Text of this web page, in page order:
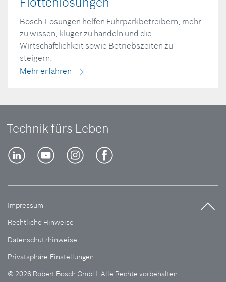
Bosch-Lösungen helfen Fuhrparkbetreibern, mehr
zu wissen, klüger zu handeln und die
Wirtschaftlichkeit sowie Betriebszeiten zu
steigern.
Mehr erfahren
Technik fürs Leben
© 2026 Robert Bosch GmbH. Alle Rechte vorbehalten.
Impressum
Rechtliche Hinweise
Datenschutzhinweise
Privatsphäre-Einstellungen